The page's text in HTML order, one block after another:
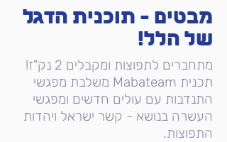
מבטים - תוכנית הדגל
של הלל!
מתחברים לתפוצות ומקבלים 2 נק"ז!
תכנית Mabateam משלבת מפגשי
התנדבות עם עולים חדשים ומפגשי
העשרה בנושא - קשר ישראל ויהדות
התפוצות.